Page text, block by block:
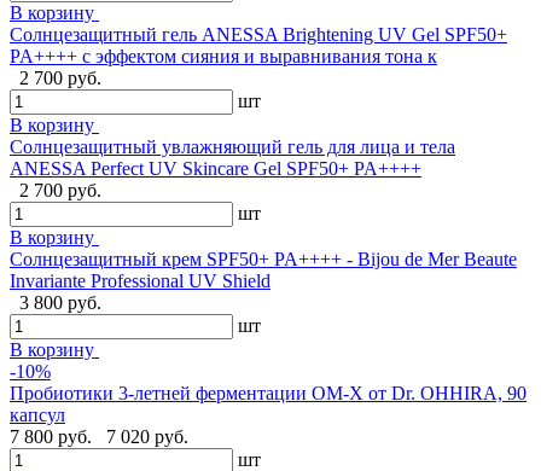
В корзину
Солнцезащитный гель ANESSA Brightening UV Gel SPF50+
PA++++ с эффектом сияния и выравнивания тона к
2 700 руб.
шт
В корзину
Солнцезащитный увлажняющий гель для лица и тела
ANESSA Perfect UV Skincare Gel SPF50+ PA++++
2 700 руб.
шт
В корзину
Cолнцезащитный крем SPF50+ PA++++ - Bijou de Mer Beaute
Invariante Professional UV Shield
3 800 руб.
шт
В корзину
-10%
Пробиотики 3-летней ферментации OM-X от Dr. OHHIRA, 90
капсул
7 800 руб.
7 020 руб.
шт